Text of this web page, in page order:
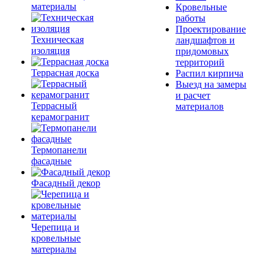
материалы
Техническая
изоляция
Террасная доска
Террасный
керамогранит
Термопанели
фасадные
Фасадный декор
Черепица и
кровельные
материалы
Кровельные
работы
Проектирование
ландшафтов и
придомовых
территорий
Распил кирпича
Выезд на замеры
и расчет
материалов